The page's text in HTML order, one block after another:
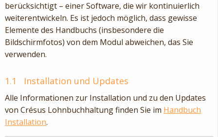
berücksichtigt – einer Software, die wir kontinuierlich
weiterentwickeln. Es ist jedoch möglich, dass gewisse
Elemente des Handbuchs (insbesondere die
Bildschirmfotos) von dem Modul abweichen, das Sie
verwenden.
1.1 Installation und Updates
Alle Informationen zur Installation und zu den Updates
von Crésus Lohnbuchhaltung finden Sie im Handbuch
Installation.